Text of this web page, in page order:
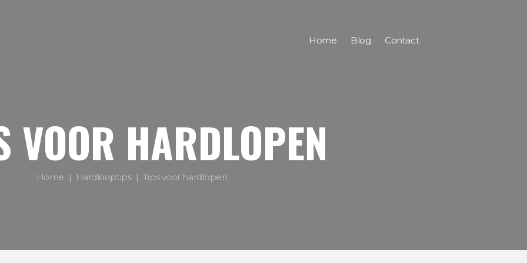
Home Blog Contact
VOOR HARDLOPEN
Home Hardlooptips Tips voor hardlopen